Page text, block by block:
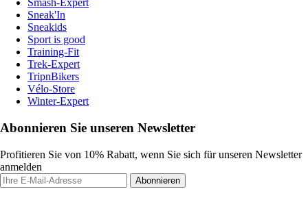
Smash-Expert
Sneak'In
Sneakids
Sport is good
Training-Fit
Trek-Expert
TripnBikers
Vélo-Store
Winter-Expert
Abonnieren Sie unseren Newsletter
Profitieren Sie von 10% Rabatt, wenn Sie sich für unseren Newsletter
anmelden
Abonnieren